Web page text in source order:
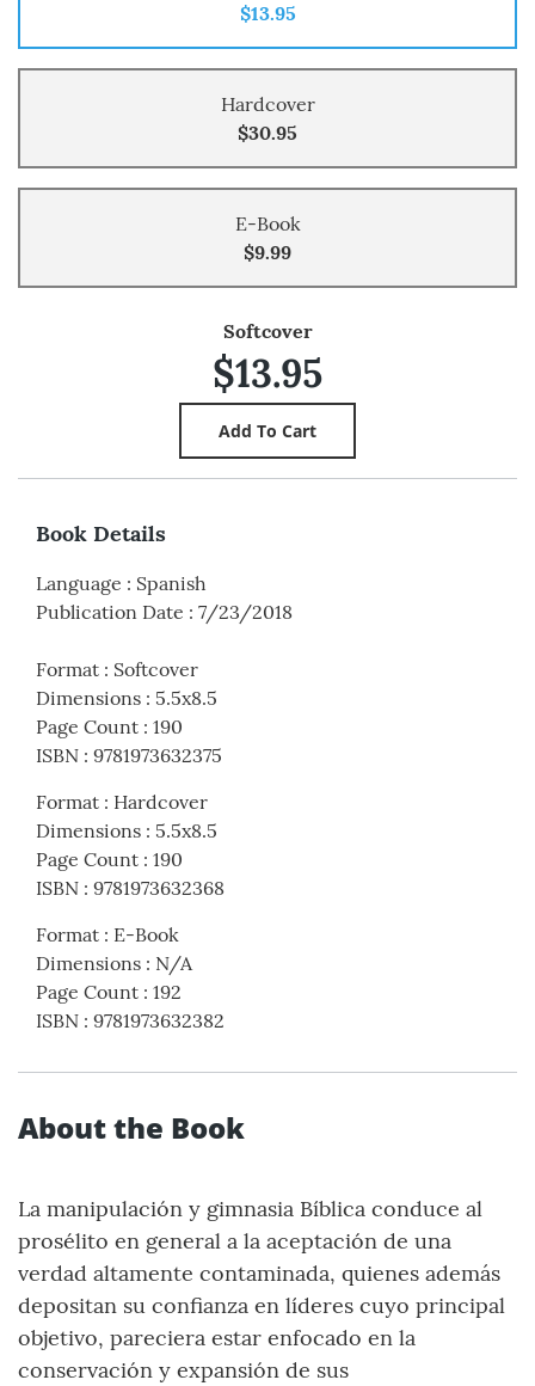
$13.95
Hardcover
$30.95
E-Book
$9.99
Softcover
$13.95
Book Details
Language : Spanish
Publication Date : 7/23/2018
Format : Softcover
Dimensions : 5.5x8.5
Page Count : 190
ISBN : 9781973632375
Format : Hardcover
Dimensions : 5.5x8.5
Page Count : 190
ISBN : 9781973632368
Format : E-Book
Dimensions : N/A
Page Count : 192
ISBN : 9781973632382
About the Book
La manipulación y gimnasia Bíblica conduce al
prosélito en general a la aceptación de una
verdad altamente contaminada, quienes además
depositan su confianza en líderes cuyo principal
objetivo, pareciera estar enfocado en la
conservación y expansión de sus